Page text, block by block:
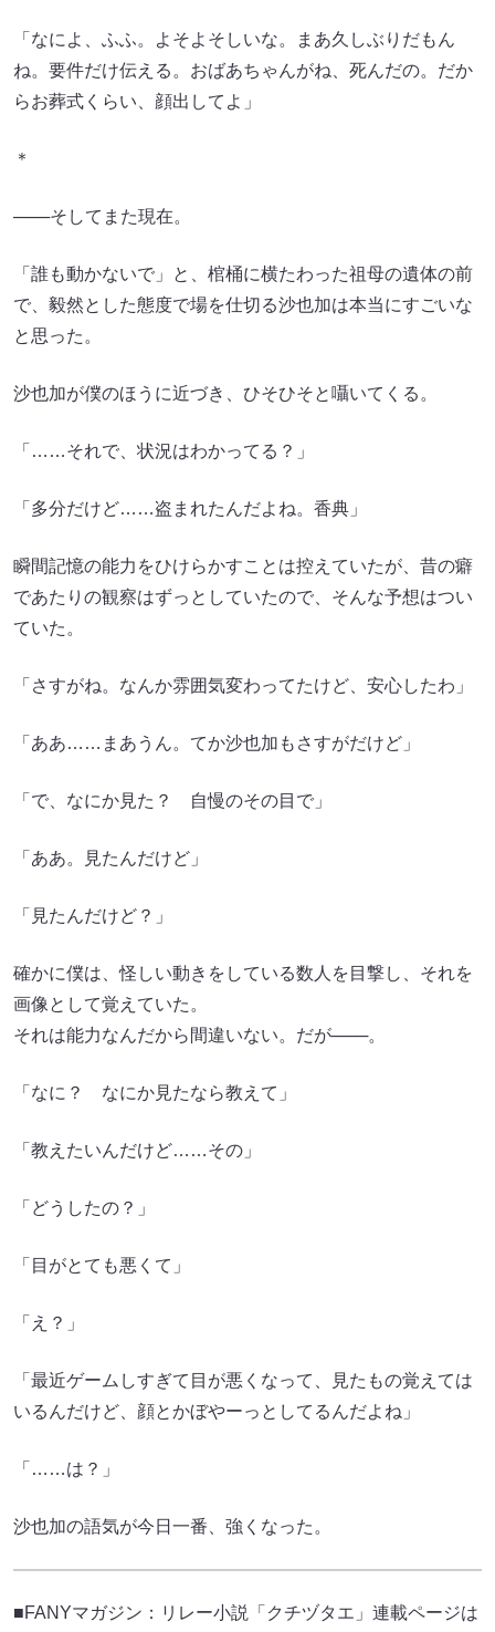
「なによ、ふふ。よそよそしいな。まあ久しぶりだもん
ね。要件だけ伝える。おばあちゃんがね、死んだの。だか
らお葬式くらい、顔出してよ」
＊
───そしてまた現在。
「誰も動かないで」と、棺桶に横たわった祖母の遺体の前
で、毅然とした態度で場を仕切る沙也加は本当にすごいな
と思った。
沙也加が僕のほうに近づき、ひそひそと囁いてくる。
「……それで、状況はわかってる？」
「多分だけど……盗まれたんだよね。香典」
瞬間記憶の能力をひけらかすことは控えていたが、昔の癖
であたりの観察はずっとしていたので、そんな予想はつい
ていた。
「さすがね。なんか雰囲気変わってたけど、安心したわ」
「ああ……まあうん。てか沙也加もさすがだけど」
「で、なにか見た？ 自慢のその目で」
「ああ。見たんだけど」
「見たんだけど？」
確かに僕は、怪しい動きをしている数人を目撃し、それを
画像として覚えていた。
それは能力なんだから間違いない。だが───。
「なに？ なにか見たなら教えて」
「教えたいんだけど……その」
「どうしたの？」
「目がとても悪くて」
「え？」
「最近ゲームしすぎて目が悪くなって、見たもの覚えては
いるんだけど、顔とかぼやーっとしてるんだよね」
「……は？」
沙也加の語気が今日一番、強くなった。
■FANYマガジン：リレー小説「クチヅタエ」連載ページは